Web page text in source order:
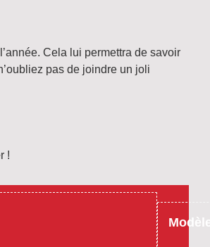
Cela lui permettra de savoir
pas de joindre un joli
!